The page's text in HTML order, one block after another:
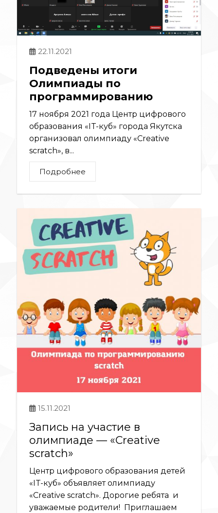
22.11.2021
Подведены итоги
Олимпиады по
программированию
17 ноября 2021 года Центр цифрового
образования «IT-куб» города Якутска
организовал олимпиаду «Creative
scratch», в...
Подробнее
15.11.2021
Запись на участие в
олимпиаде — «Creative
scratch»
Центр цифрового образования детей
«IT-куб» объявляет олимпиаду
«Creative scratch». Дорогие ребята и
уважаемые родители! Приглашаем